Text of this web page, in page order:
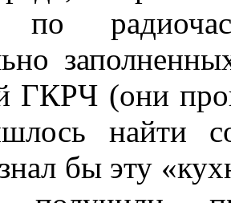
по
ГКРЧ (они
найти
бы эту